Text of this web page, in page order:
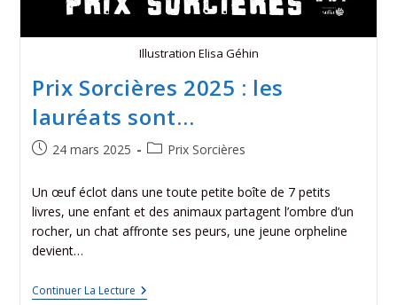
Illustration Elisa Géhin
Prix Sorcières 2025 : les
lauréats sont…
24 mars 2025 Prix Sorcières
Un œuf éclot dans une toute petite boîte de 7 petits
livres, une enfant et des animaux partagent l’ombre d’un
rocher, un chat affronte ses peurs, une jeune orpheline
devient…
Continuer La Lecture